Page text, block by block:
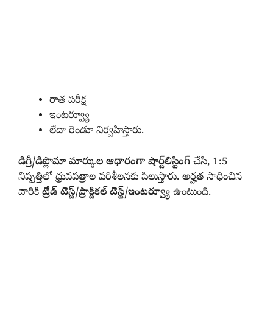
రాత పరీక్ష
ఇంటర్వ్యూ
లేదా రెండూ నిర్వహిస్తారు.
డిగ్రీ/డిప్లొమా మార్కుల ఆధారంగా షార్ట్‌లిస్టింగ్ చేసి, 1:5
నిష్పత్తిలో ధ్రువపత్రాల పరిశీలనకు పిలుస్తారు. అర్హత సాధించిన
వారికి ట్రేడ్‌ టెస్ట్‌/ప్రాక్టికల్‌ టెస్ట్‌/ఇంటర్వ్యూ ఉంటుంది.